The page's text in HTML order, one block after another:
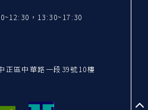
，13:30~17:30
正區中華路一段39號10樓